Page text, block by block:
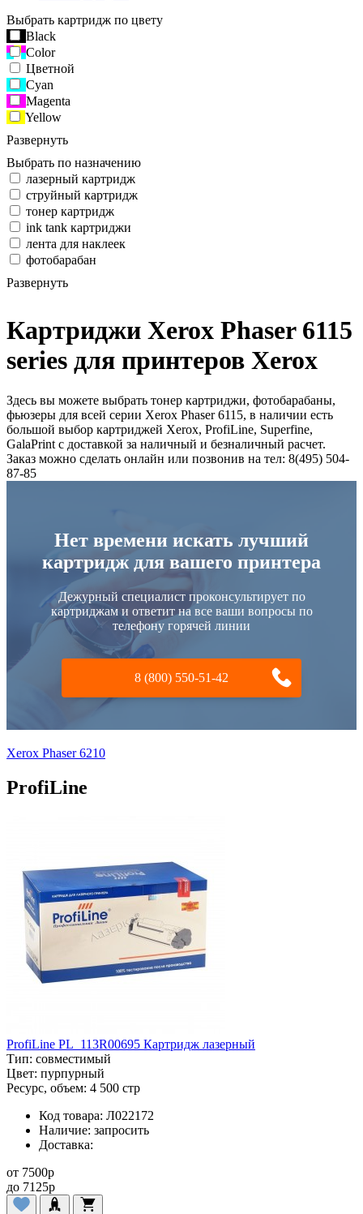
Выбрать картридж по цвету
Black
Color
Цветной
Cyan
Magenta
Yellow
Развернуть
Выбрать по назначению
лазерный картридж
струйный картридж
тонер картридж
ink tank картриджи
лента для наклеек
фотобарабан
Развернуть
Картриджи Xerox Phaser 6115
series для принтеров Xerox
Здесь вы можете выбрать тонер картриджи, фотобарабаны,
фьюзеры для всей серии Xerox Phaser 6115, в наличии есть
большой выбор картриджей Xerox, ProfiLine, Superfine,
GalaPrint с доставкой за наличный и безналичный расчет.
Заказ можно сделать онлайн или позвонив на тел: 8(495) 504-
87-85
Нет времени искать лучший
картридж для вашего принтера
Дежурный специалист проконсультирует по
картриджам и ответит на все ваши вопросы по
телефону горячей линии
8 (800) 550-51-42
Xerox Phaser 6210
ProfiLine
ProfiLine PL_113R00695 Картридж лазерный
Тип: совместимый
Цвет: пурпурный
Ресурс, объем: 4 500 стр
Код товара: Л022172
Наличие: запросить
Доставка:
от 7500p
до 7125p